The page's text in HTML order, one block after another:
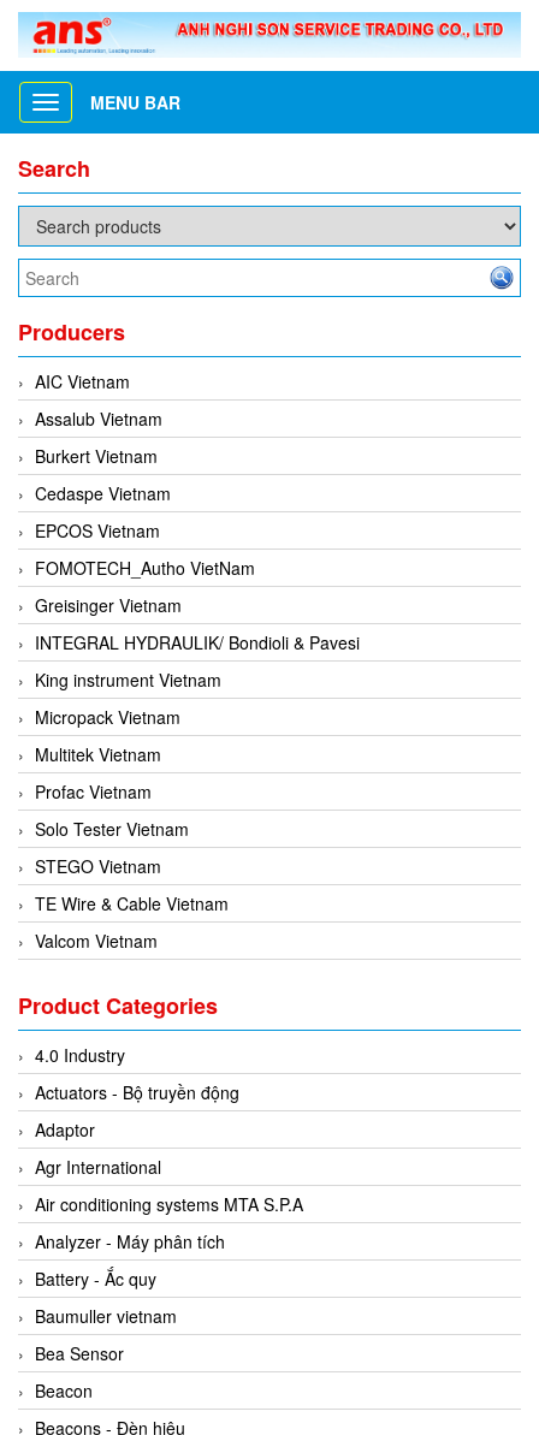
Toggle
navigation
MENU BAR
Search
Producers
AIC Vietnam
Assalub Vietnam
Burkert Vietnam
Cedaspe Vietnam
EPCOS Vietnam
FOMOTECH_Autho VietNam
Greisinger Vietnam
INTEGRAL HYDRAULIK/ Bondioli & Pavesi
King instrument Vietnam
Micropack Vietnam
Multitek Vietnam
Profac Vietnam
Solo Tester Vietnam
STEGO Vietnam
TE Wire & Cable Vietnam
Valcom Vietnam
3CTEST Vietnam
4B VietNam Vietnam
ABB Vietnam
AC Infinity Vietnam
AC&E Telecommunications
AC&T Vietnam
Accepta Vietnam
ACCUMAC Vietnam
AccuWeb Vietnam
Acey
ACOEM Vietnam
ADCA Vietnam
Product Categories
4.0 Industry
Actuators - Bộ truyền động
Adaptor
Agr International
Air conditioning systems MTA S.P.A
Analyzer - Máy phân tích
Battery - Ắc quy
Baumuller vietnam
Bea Sensor
Beacon
Beacons - Đèn hiệu